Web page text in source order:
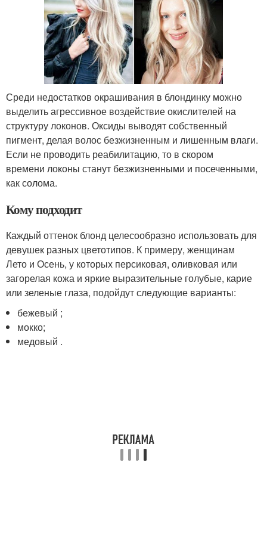
Среди недостатков окрашивания в блондинку можно
выделить агрессивное воздействие окислителей на
структуру локонов. Оксиды выводят собственный
пигмент, делая волос безжизненным и лишенным влаги.
Если не проводить реабилитацию, то в скором
времени локоны станут безжизненными и посеченными,
как солома.
Кому подходит
Каждый оттенок блонд целесообразно использовать для
девушек разных цветотипов. К примеру, женщинам
Лето и Осень, у которых персиковая, оливковая или
загорелая кожа и яркие выразительные голубые, карие
или зеленые глаза, подойдут следующие варианты:
бежевый ;
мокко;
медовый .